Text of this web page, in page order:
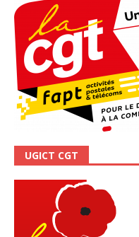
UGICT CGT